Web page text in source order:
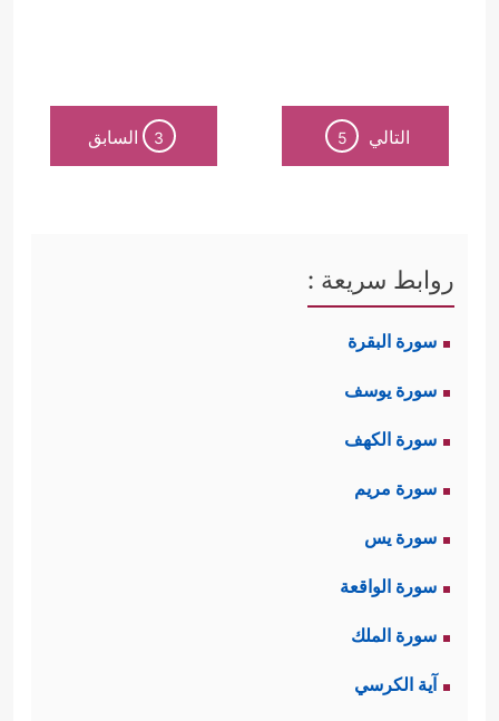
التالي 5
3 السابق
روابط سريعة :
سورة البقرة
سورة يوسف
سورة الكهف
سورة مريم
سورة يس
سورة الواقعة
سورة الملك
آية الكرسي